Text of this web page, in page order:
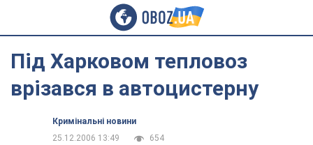
Під Харковом тепловоз
врізався в автоцистерну
Кримінальні новини
25.12.2006 13:49
654